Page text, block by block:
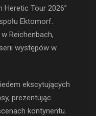
Heretic Tour 2026”
Ektomorf.
Reichenbach,
występów w
ekscytujących
prezentując
kontynentu.